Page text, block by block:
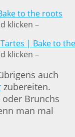
klicken –
klicken –
auch
zubereiten.
Brunchs
man mal